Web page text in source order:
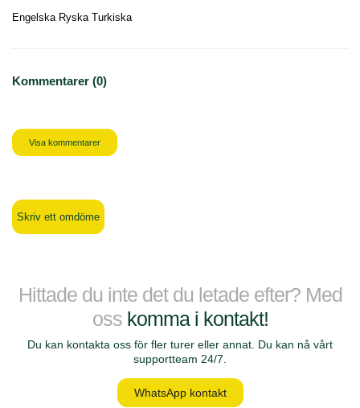
Engelska Ryska Turkiska
Kommentarer (0)
Visa kommentarer
Skriv ett omdöme
Hittade du inte det du letade efter? Med
oss komma i kontakt!
Du kan kontakta oss för fler turer eller annat. Du kan nå vårt
supportteam 24/7.
WhatsApp kontakt